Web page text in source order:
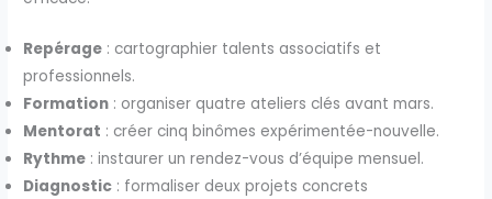
Repérage : cartographier talents associatifs et
professionnels.
Formation : organiser quatre ateliers clés avant mars.
Mentorat : créer cinq binômes expérimentée-nouvelle.
Rythme : instaurer un rendez-vous d’équipe mensuel.
Diagnostic : formaliser deux projets concrets